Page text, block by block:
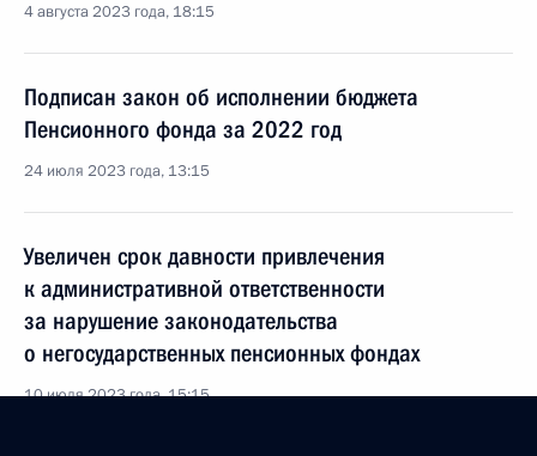
4 августа 2023 года, 18:15
Подписан закон об исполнении бюджета
Пенсионного фонда за 2022 год
24 июля 2023 года, 13:15
Увеличен срок давности привлечения
к административной ответственности
за нарушение законодательства
о негосударственных пенсионных фондах
10 июля 2023 года, 15:15